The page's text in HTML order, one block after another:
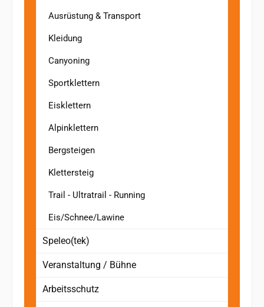
Ausrüstung & Transport
Kleidung
Canyoning
Sportklettern
Eisklettern
Alpinklettern
Bergsteigen
Klettersteig
Trail - Ultratrail - Running
Eis/Schnee/Lawine
Speleo(tek)
Veranstaltung / Bühne
Arbeitsschutz